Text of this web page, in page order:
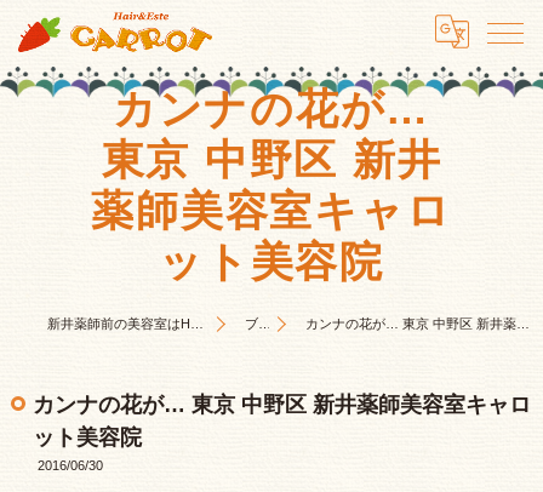
カンナの花が…
東京 中野区 新井
薬師美容室キャロ
ット美容院
ブログ カンナの花が… 東京 中野区 新井薬師美容室キャロット美容院
カンナの花が… 東京 中野区 新井薬師美容室キャロ
ット美容院
2016/06/30